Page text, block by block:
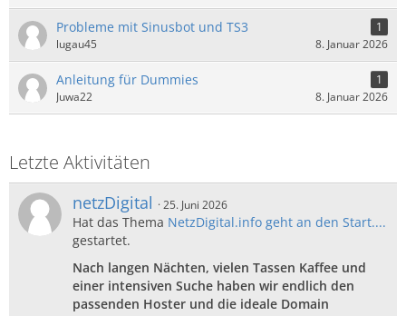
Probleme mit Sinusbot und TS3
1
lugau45
8. Januar 2026
Anleitung für Dummies
1
Juwa22
8. Januar 2026
Letzte Aktivitäten
netzDigital 25. Juni 2026
Hat das Thema NetzDigital.info geht an den Start....
gestartet.
Nach langen Nächten, vielen Tassen Kaffee und
einer intensiven Suche haben wir endlich den
passenden Hoster und die ideale Domain